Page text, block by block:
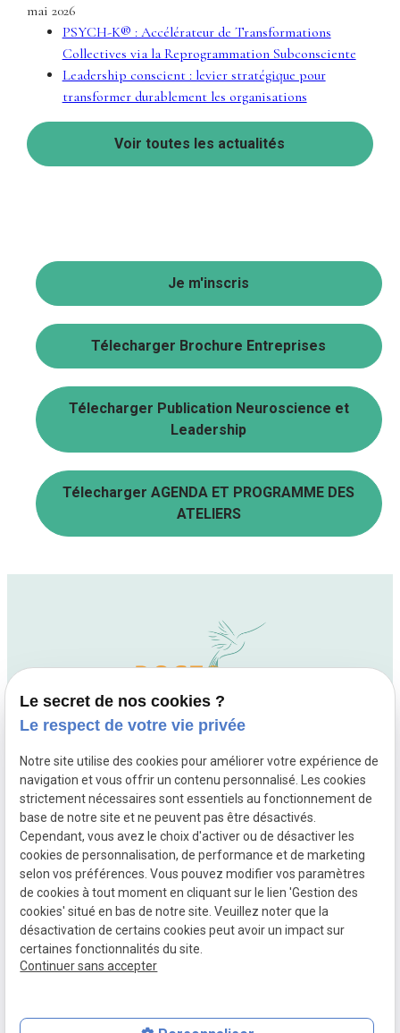
mai 2026
PSYCH-K® : Accélérateur de Transformations
Collectives via la Reprogrammation Subconsciente
Leadership conscient : levier stratégique pour
transformer durablement les organisations
Voir toutes les actualités
Je m'inscris
Télecharger Brochure Entreprises
Télecharger Publication Neuroscience et
Leadership
Télecharger AGENDA ET PROGRAMME DES
ATELIERS
01 88 24 54 84
10 rue Fourcade
75015 Paris
Lundi - Mardi - Jeudi - Vendredi : 09h30 - 20h00,
Mercredi : 08h30 - 20h00
Mentions légales
Politique de confidentialité
Gestion des cookies
Le secret de nos cookies ?
Le respect de votre vie privée
Notre site utilise des cookies pour améliorer votre expérience de
navigation et vous offrir un contenu personnalisé. Les cookies
strictement nécessaires sont essentiels au fonctionnement de
base de notre site et ne peuvent pas être désactivés.
Cependant, vous avez le choix d'activer ou de désactiver les
cookies de personnalisation, de performance et de marketing
selon vos préférences. Vous pouvez modifier vos paramètres
de cookies à tout moment en cliquant sur le lien 'Gestion des
cookies' situé en bas de notre site. Veuillez noter que la
désactivation de certains cookies peut avoir un impact sur
certaines fonctionnalités du site.
Continuer sans accepter